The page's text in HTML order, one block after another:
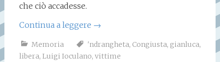
che ciò accadesse.
Continua a leggere →
Memoria 'ndrangheta, Congiusta, gianluca,
libera, Luigi Ioculano, vittime